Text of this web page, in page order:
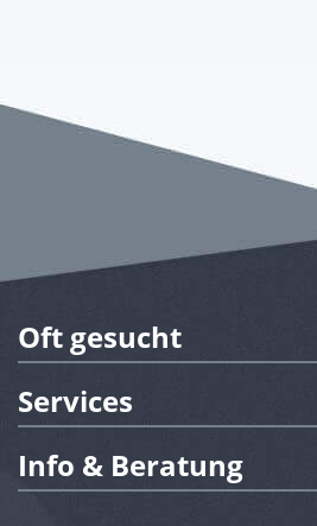
Oft gesucht
Services
Info & Beratung